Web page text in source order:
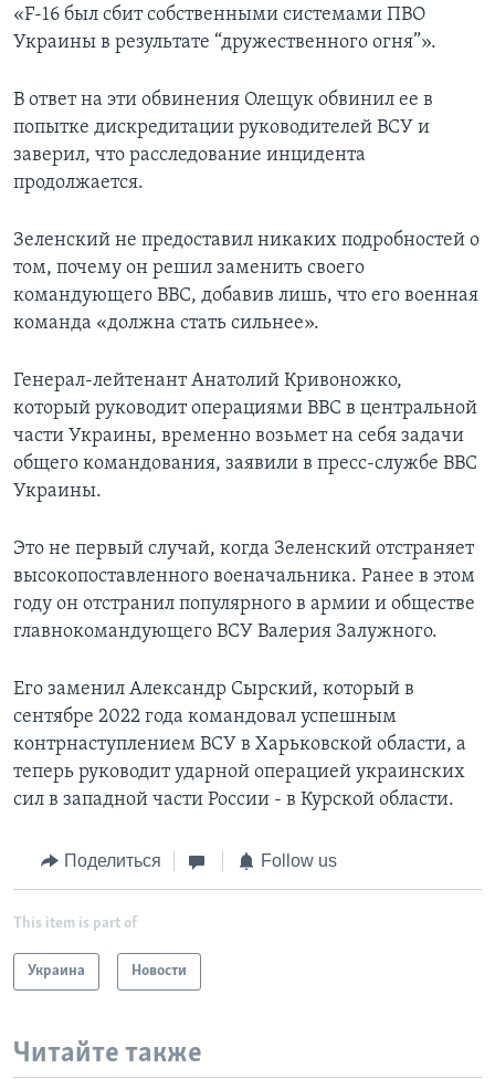
«F-16 был сбит собственными системами ПВО
Украины в результате “дружественного огня”».
В ответ на эти обвинения Олещук обвинил ее в
попытке дискредитации руководителей ВСУ и
заверил, что расследование инцидента
продолжается.
Зеленский не предоставил никаких подробностей о
том, почему он решил заменить своего
командующего ВВС, добавив лишь, что его военная
команда «должна стать сильнее».
Генерал-лейтенант Анатолий Кривоножко,
который руководит операциями ВВС в центральной
части Украины, временно возьмет на себя задачи
общего командования, заявили в пресс-службе ВВС
Украины.
Это не первый случай, когда Зеленский отстраняет
высокопоставленного военачальника. Ранее в этом
году он отстранил популярного в армии и обществе
главнокомандующего ВСУ Валерия Залужного.
Его заменил Александр Сырский, который в
сентябре 2022 года командовал успешным
контрнаступлением ВСУ в Харьковской области, а
теперь руководит ударной операцией украинских
сил в западной части России - в Курской области.
Поделиться Follow us
This item is part of
Украина Новости
Читайте также